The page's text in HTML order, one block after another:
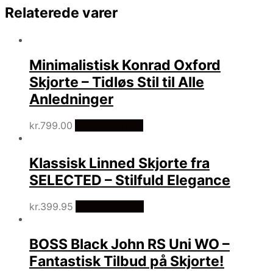
Relaterede varer
Minimalistisk Konrad Oxford
Skjorte – Tidløs Stil til Alle
Anledninger
kr.799.00
Klassisk Linned Skjorte fra
SELECTED – Stilfuld Elegance
kr.399.95
BOSS Black John RS Uni WO –
Fantastisk Tilbud på Skjorte!